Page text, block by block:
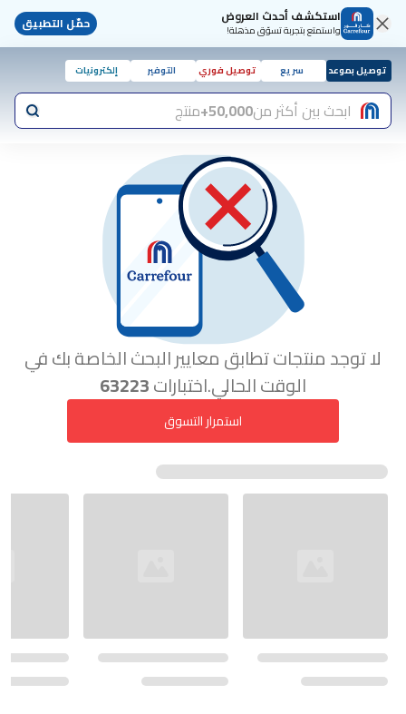
استكشف أحدث العروض
واستمتع بتجربة تسوّق مذهلة! حمّل التطبيق
توصيل بموعد سريع توصيل فوري التوفير إلكترونيات
ابحث بين أكثر من50,000+ منتج
لا توجد منتجات تطابق معايير البحث الخاصة بك في
الوقت الحالي.اختبارات63223
استمرار التسوق